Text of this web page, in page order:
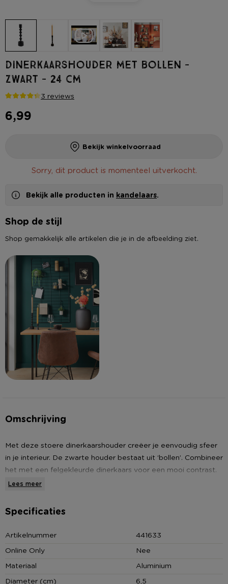
Dinerkaarshouder met bollen -
zwart - 24 cm
3 reviews
6,99
Bekijk winkelvoorraad
Sorry, dit product is momenteel uitverkocht.
Bekijk alle producten in kandelaars.
Shop de stijl
Shop gemakkelijk alle artikelen die je in de afbeelding ziet.
Omschrijving
Met deze stoere dinerkaarshouder creëer je eenvoudig sfeer
in je interieur. De zwarte houder bestaat uit ‘bollen’. Combineer
het met een felgekleurde dinerkaars voor een mooi contrast.
De hoogte is 24 cm.
• Dinerkaarshouder met bollen
• Afmeting (DXH): 6.5x24 cm
• Gemaakt van aluminium
Contactgegevens
Xenos B.V, Schutweg 8, 5145NP Waalwijk, Nederland
Lees meer
Specificaties
Artikelnummer
441633
Online Only
Nee
Materiaal
Aluminium
Diameter (cm)
6,5